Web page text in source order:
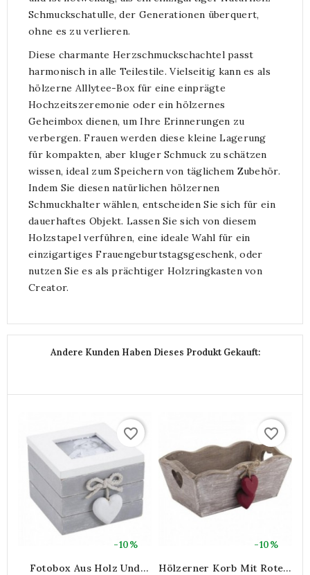
Schmuckschatulle, der Generationen überquert,
ohne es zu verlieren.
Diese charmante Herzschmuckschachtel passt
harmonisch in alle Teilestile. Vielseitig kann es als
hölzerne Alllytee-Box für eine einprägte
Hochzeitszeremonie oder ein hölzernes
Geheimbox dienen, um Ihre Erinnerungen zu
verbergen. Frauen werden diese kleine Lagerung
für kompakten, aber kluger Schmuck zu schätzen
wissen, ideal zum Speichern von täglichem Zubehör.
Indem Sie diesen natürlichen hölzernen
Schmuckhalter wählen, entscheiden Sie sich für ein
dauerhaftes Objekt. Lassen Sie sich von diesem
Holzstapel verführen, eine ideale Wahl für ein
einzigartiges Frauengeburtstagsgeschenk, oder
nutzen Sie es als prächtiger Holzringkasten von
Creator.
Andere Kunden Haben Dieses Produkt Gekauft:
-10%
favorite_border
Fotobox Aus Holz Und
-10%
favorite_border
Hölzerner Korb Mit Rotem